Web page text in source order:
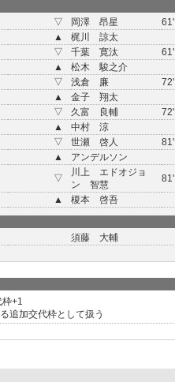
▽
岡澤 昂星
61'
▲
梶川 諒太
▽
千葉 寛汰
61'
▲
松木 駿之介
▽
浅倉 廉
72'
▲
金子 翔太
▽
久富 良輔
72'
▲
中村 涼
▽
世瀬 啓人
81'
▲
アンデルソン
▽
川上 エドオジョ
ン 智慧
81'
▲
榎本 啓吾
須藤 大輔
+1
加交代枠として扱う